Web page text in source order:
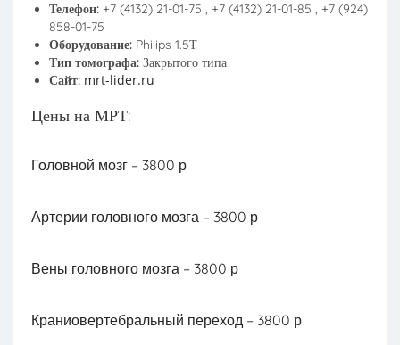
Телефон: +7 (4132) 21-01-75 , +7 (4132) 21-01-85 , +7 (924)
858-01-75
Оборудование: Philips 1.5Т
Тип томографа: Закрытого типа
Сайт: mrt-lider.ru
Цены на МРТ:
Головной мозг – 3800 р
Артерии головного мозга – 3800 р
Вены головного мозга – 3800 р
Краниовертебральный переход – 3800 р